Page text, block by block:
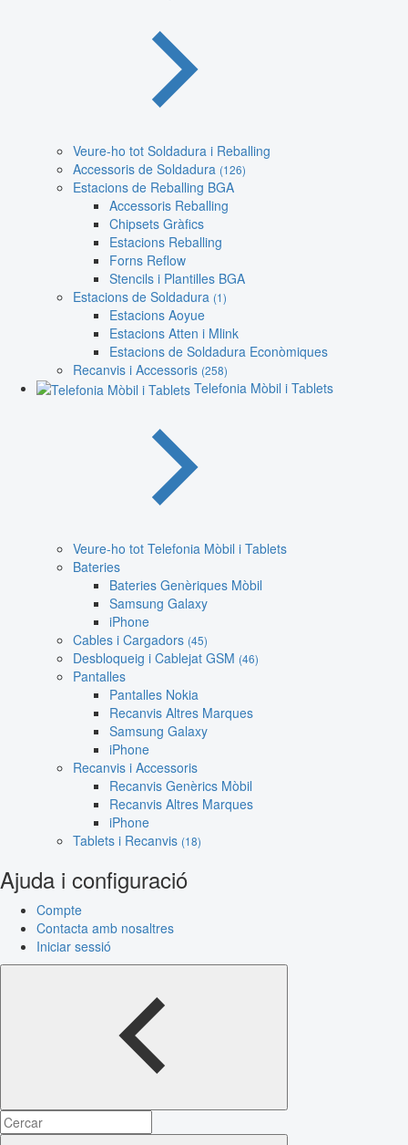
Veure-ho tot Soldadura i Reballing
Accessoris de Soldadura (126)
Estacions de Reballing BGA
Accessoris Reballing
Chipsets Gràfics
Estacions Reballing
Forns Reflow
Stencils i Plantilles BGA
Estacions de Soldadura (1)
Estacions Aoyue
Estacions Atten i Mlink
Estacions de Soldadura Econòmiques
Recanvis i Accessoris (258)
Telefonia Mòbil i Tablets
Veure-ho tot Telefonia Mòbil i Tablets
Bateries
Bateries Genèriques Mòbil
Samsung Galaxy
iPhone
Cables i Cargadors (45)
Desbloqueig i Cablejat GSM (46)
Pantalles
Pantalles Nokia
Recanvis Altres Marques
Samsung Galaxy
iPhone
Recanvis i Accessoris
Recanvis Genèrics Mòbil
Recanvis Altres Marques
iPhone
Tablets i Recanvis (18)
Ajuda i configuració
Compte
Contacta amb nosaltres
Iniciar sessió